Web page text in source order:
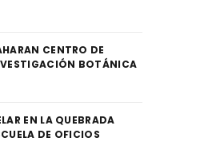
CENTRO DE
BOTÁNICA
EN LA QUEBRADA
DE OFICIOS